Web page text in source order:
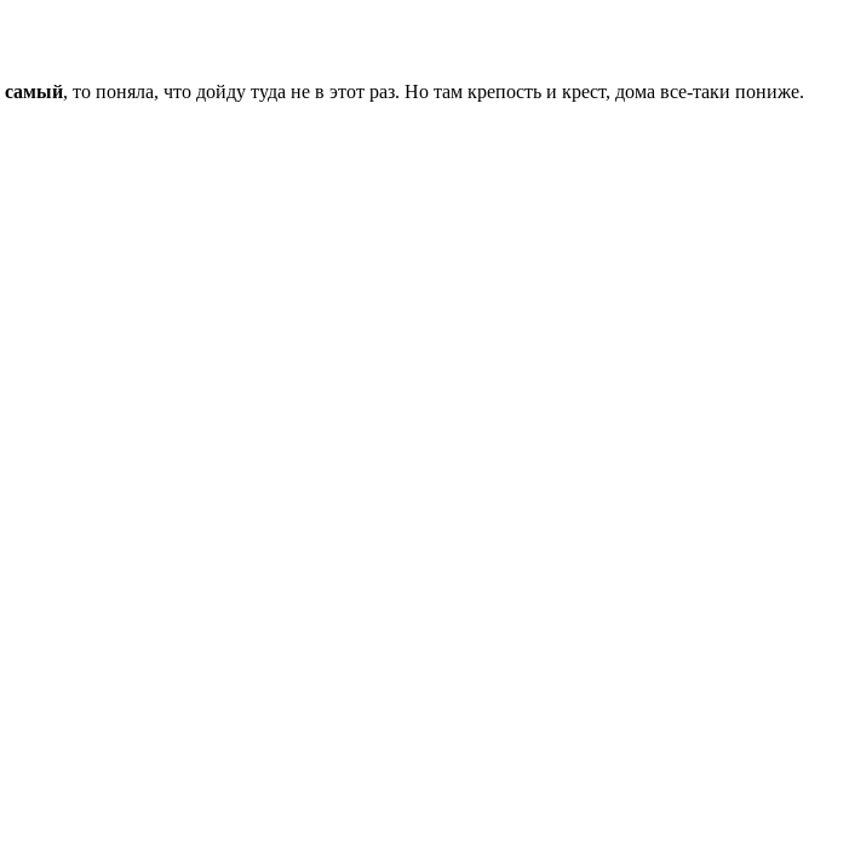
самый, то поняла, что дойду туда не в этот раз. Но там крепость и крест, дома все-таки пониже.